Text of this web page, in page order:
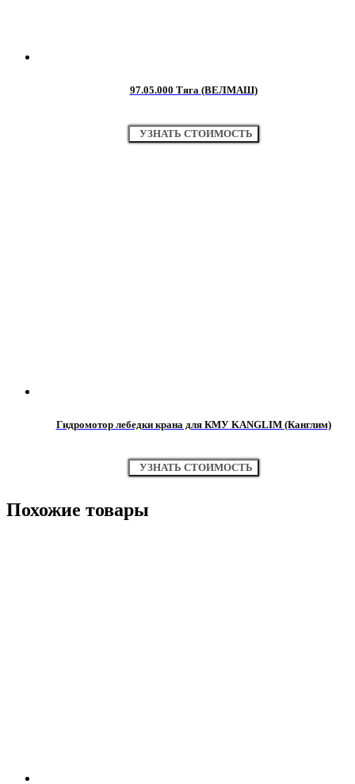
97.05.000 Тяга (ВЕЛМАШ)
УЗНАТЬ СТОИМОСТЬ
Гидромотор лебедки крана для КМУ KANGLIM (Канглим)
УЗНАТЬ СТОИМОСТЬ
Похожие товары